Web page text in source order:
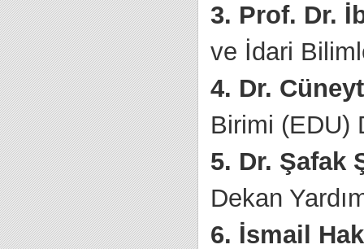
3. Prof. Dr.
ve İdari
4. Dr.
Birimi (EDU)
5. Dr. Şafak
Dekan
6. İsmail